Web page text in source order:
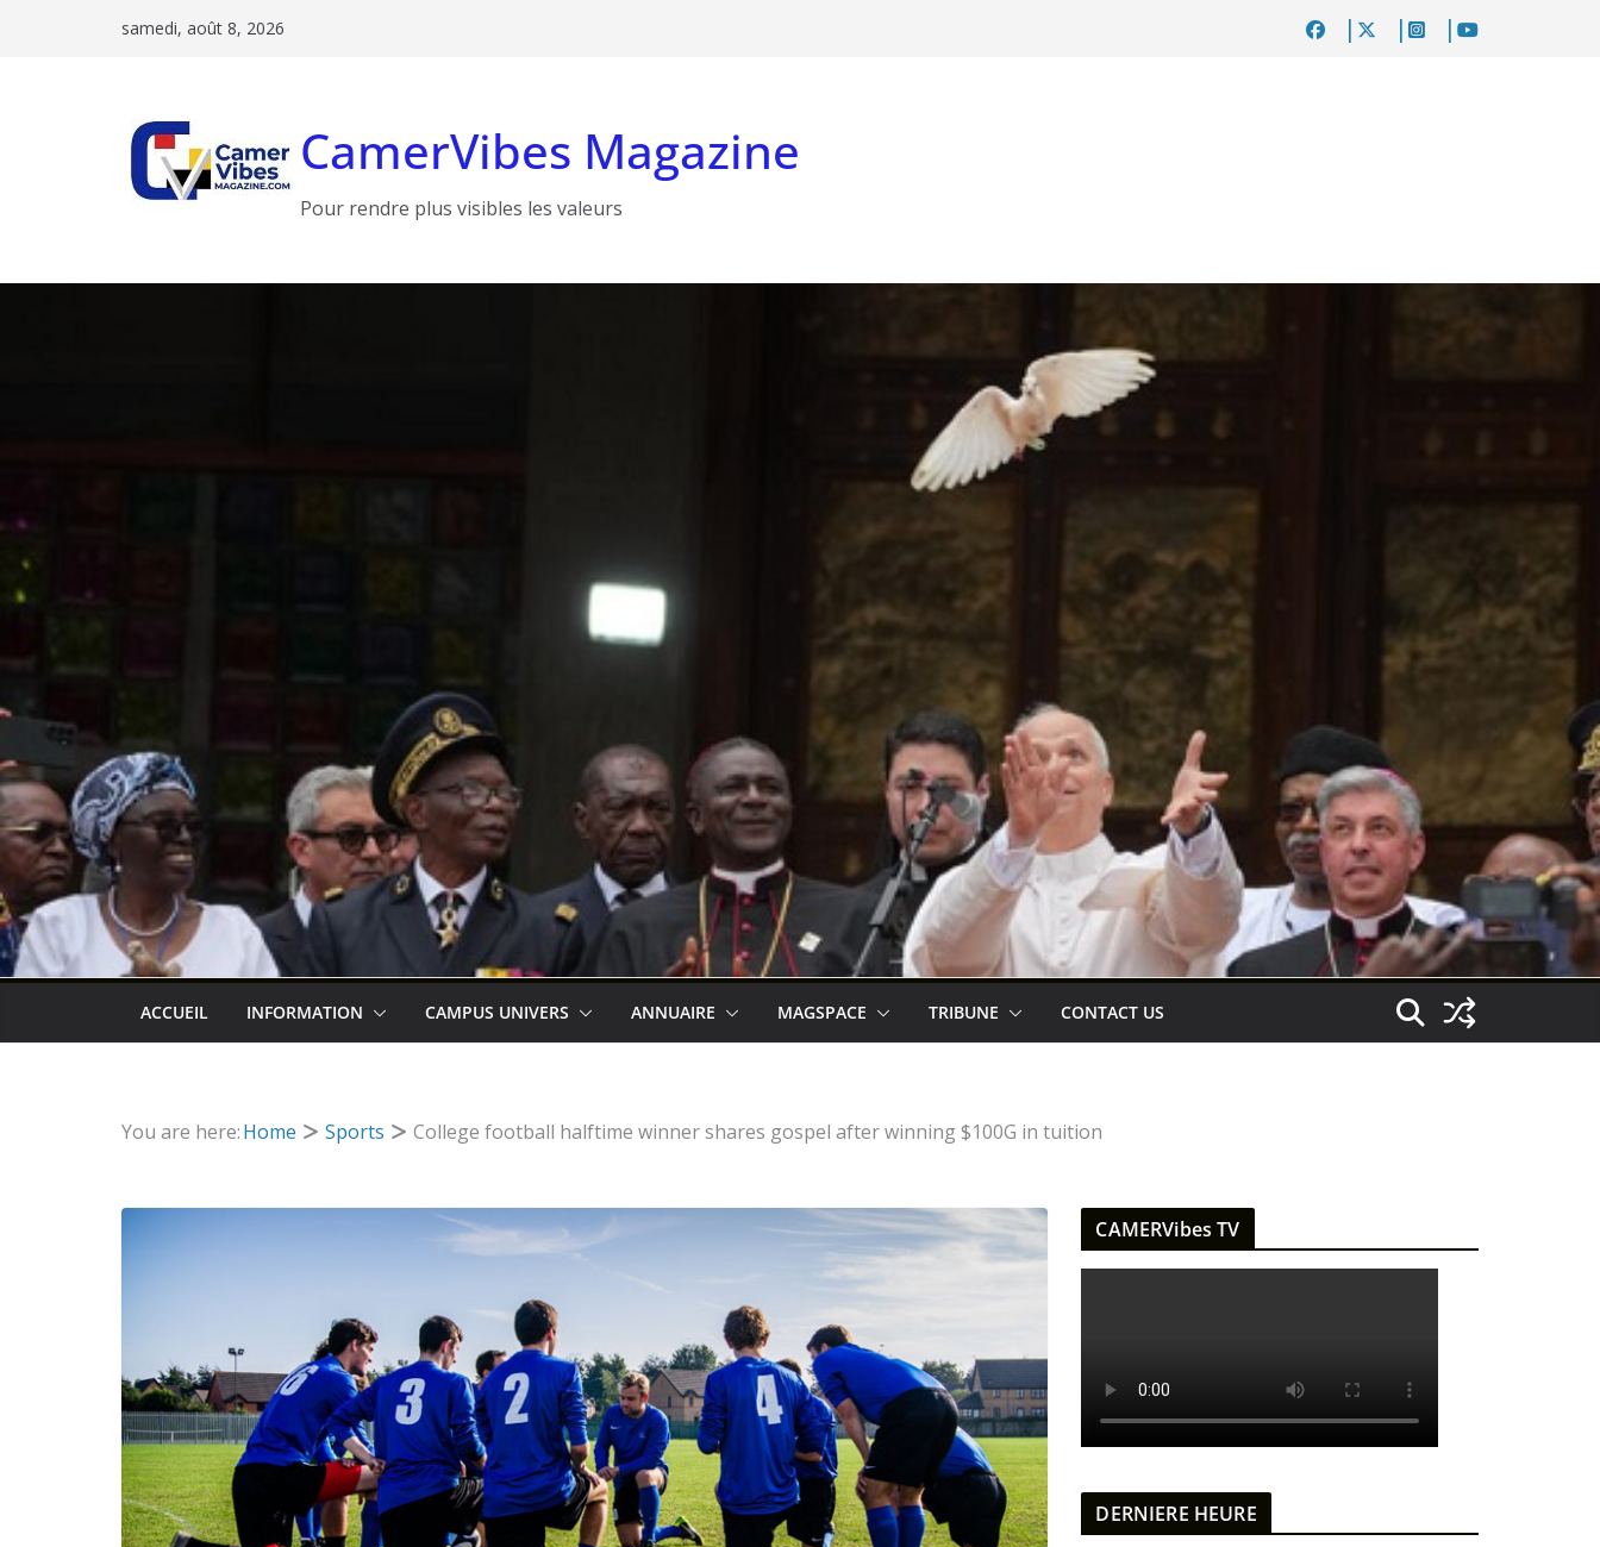
samedi, août 8, 2026
CamerVibes Magazine
Pour rendre plus visibles les valeurs
ACCUEIL INFORMATION CAMPUS UNIVERS ANNUAIRE MAGSPACE TRIBUNE CONTACT US
You are here:Home Sports College football halftime winner shares gospel after winning $100G in tuition
CAMERVibes TV
DERNIERE HEURE